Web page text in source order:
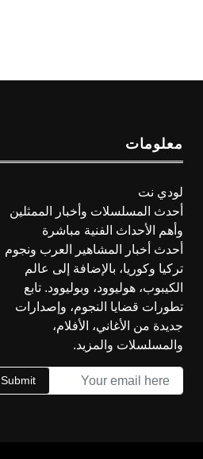
معلومات
لودي نت
أحدث المسلسلات وأخبار الممثلين
وأهم الأحداث الفنية مباشرة
أحدث أخبار المشاهير العرب ونجوم
تركيا وكوريا، بالإضافة إلى عالم
الكيبوب، هوليوود، وبوليوود. تابع
تطورات قضايا النجوم، وإصدارات
جديدة من الأغاني، الأفلام،
والمسلسلات والمزيد.
Submit